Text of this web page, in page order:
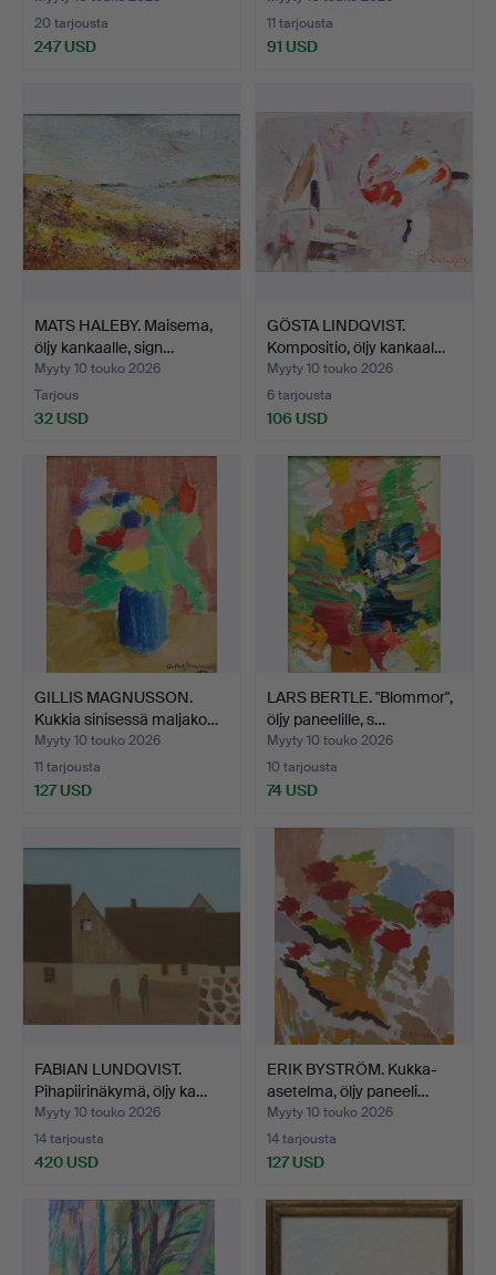
20 tarjousta
247 USD
11 tarjousta
91 USD
MATS HALEBY. Maisema,
öljy kankaalle, sign…
Myyty 10 touko 2026
Tarjous
32 USD
GÖSTA LINDQVIST.
Kompositio, öljy kankaal…
Myyty 10 touko 2026
6 tarjousta
106 USD
GILLIS MAGNUSSON.
Kukkia sinisessä maljako…
Myyty 10 touko 2026
11 tarjousta
127 USD
LARS BERTLE. "Blommor",
öljy paneelille, s…
Myyty 10 touko 2026
10 tarjousta
74 USD
FABIAN LUNDQVIST.
Pihapiirinäkymä, öljy ka…
Myyty 10 touko 2026
14 tarjousta
420 USD
ERIK BYSTRÖM. Kukka-
asetelma, öljy paneeli…
Myyty 10 touko 2026
14 tarjousta
127 USD